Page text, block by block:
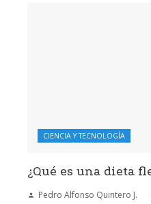
CIENCIA Y TECNOLOGÍA
¿Qué es una dieta
Pedro Alfonso Quintero J.